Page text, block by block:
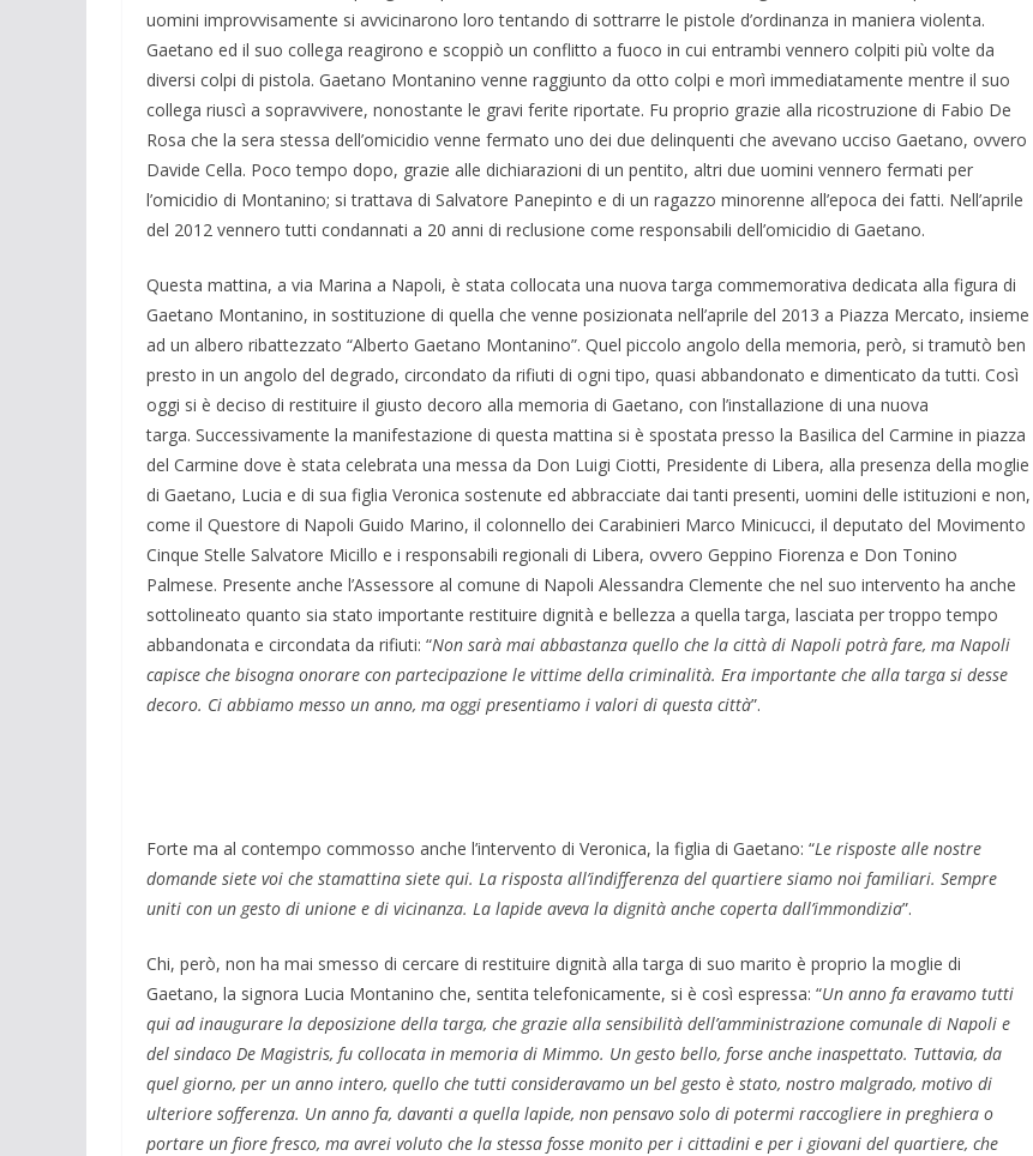
uomini improvvisamente si avvicinarono loro tentando di sottrarre le pistole d’ordinanza in maniera violenta.
Gaetano ed il suo collega reagirono e scoppiò un conflitto a fuoco in cui entrambi vennero colpiti più volte da
diversi colpi di pistola. Gaetano Montanino venne raggiunto da otto colpi e morì immediatamente mentre il suo
collega riuscì a sopravvivere, nonostante le gravi ferite riportate. Fu proprio grazie alla ricostruzione di Fabio De
Rosa che la sera stessa dell’omicidio venne fermato uno dei due delinquenti che avevano ucciso Gaetano, ovvero
Davide Cella. Poco tempo dopo, grazie alle dichiarazioni di un pentito, altri due uomini vennero fermati per
l’omicidio di Montanino; si trattava di Salvatore Panepinto e di un ragazzo minorenne all’epoca dei fatti. Nell’aprile
del 2012 vennero tutti condannati a 20 anni di reclusione come responsabili dell’omicidio di Gaetano.
Questa mattina, a via Marina a Napoli, è stata collocata una nuova targa commemorativa dedicata alla figura di
Gaetano Montanino, in sostituzione di quella che venne posizionata nell’aprile del 2013 a Piazza Mercato, insieme
ad un albero ribattezzato “Alberto Gaetano Montanino”. Quel piccolo angolo della memoria, però, si tramutò ben
presto in un angolo del degrado, circondato da rifiuti di ogni tipo, quasi abbandonato e dimenticato da tutti. Così
oggi si è deciso di restituire il giusto decoro alla memoria di Gaetano, con l’installazione di una nuova
targa. Successivamente la manifestazione di questa mattina si è spostata presso la Basilica del Carmine in piazza
del Carmine dove è stata celebrata una messa da Don Luigi Ciotti, Presidente di Libera, alla presenza della moglie
di Gaetano, Lucia e di sua figlia Veronica sostenute ed abbracciate dai tanti presenti, uomini delle istituzioni e non,
come il Questore di Napoli Guido Marino, il colonnello dei Carabinieri Marco Minicucci, il deputato del Movimento
Cinque Stelle Salvatore Micillo e i responsabili regionali di Libera, ovvero Geppino Fiorenza e Don Tonino
Palmese. Presente anche l’Assessore al comune di Napoli Alessandra Clemente che nel suo intervento ha anche
sottolineato quanto sia stato importante restituire dignità e bellezza a quella targa, lasciata per troppo tempo
abbandonata e circondata da rifiuti: “Non sarà mai abbastanza quello che la città di Napoli potrà fare, ma Napoli
capisce che bisogna onorare con partecipazione le vittime della criminalità. Era importante che alla targa si desse
decoro. Ci abbiamo messo un anno, ma oggi presentiamo i valori di questa città”.
Forte ma al contempo commosso anche l’intervento di Veronica, la figlia di Gaetano: “Le risposte alle nostre
domande siete voi che stamattina siete qui. La risposta all’indifferenza del quartiere siamo noi familiari. Sempre
uniti con un gesto di unione e di vicinanza. La lapide aveva la dignità anche coperta dall’immondizia”.
Chi, però, non ha mai smesso di cercare di restituire dignità alla targa di suo marito è proprio la moglie di
Gaetano, la signora Lucia Montanino che, sentita telefonicamente, si è così espressa: “Un anno fa eravamo tutti
qui ad inaugurare la deposizione della targa, che grazie alla sensibilità dell’amministrazione comunale di Napoli e
del sindaco De Magistris, fu collocata in memoria di Mimmo. Un gesto bello, forse anche inaspettato. Tuttavia, da
quel giorno, per un anno intero, quello che tutti consideravamo un bel gesto è stato, nostro malgrado, motivo di
ulteriore sofferenza. Un anno fa, davanti a quella lapide, non pensavo solo di potermi raccogliere in preghiera o
portare un fiore fresco, ma avrei voluto che la stessa fosse monito per i cittadini e per i giovani del quartiere, che